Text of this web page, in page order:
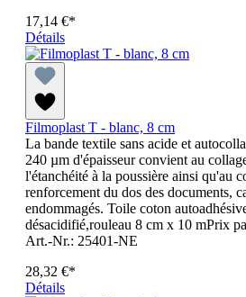
17,14 €*
Détails
Filmoplast T - blanc, 8 cm
La bande textile sans acide et
240 µm d'épaisseur convient au
l'étanchéité à la poussière ainsi qu'au
renforcement du dos des documents,
endommagés. Toile coton
désacidifié,rouleau 8 cm x 10 mPrix
Art.-Nr.: 25401-NE
28,32 €*
Détails